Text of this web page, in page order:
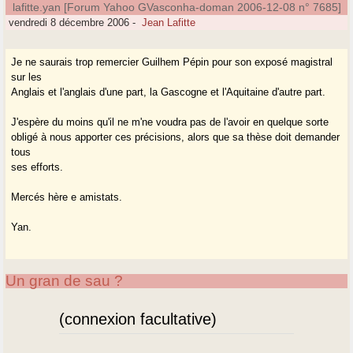
lafitte.yan [Forum Yahoo GVasconha-doman 2006-12-08 n° 7685]
vendredi 8 décembre 2006 - Jean Lafitte
Je ne saurais trop remercier Guilhem Pépin pour son exposé magistral
sur les
Anglais et l'anglais d'une part, la Gascogne et l'Aquitaine d'autre part.
J'espère du moins qu'il ne m'ne voudra pas de l'avoir en quelque sorte
obligé à nous apporter ces précisions, alors que sa thèse doit demander
tous
ses efforts.
Mercés hère e amistats.
Yan.
Un gran de sau ?
(connexion facultative)